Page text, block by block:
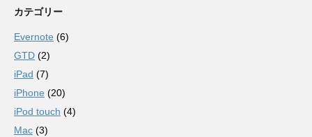
カテゴリー
Evernote (6)
GTD (2)
iPad (7)
iPhone (20)
iPod touch (4)
Mac (3)